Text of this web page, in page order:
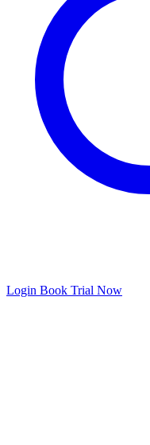
Login Book Trial Now